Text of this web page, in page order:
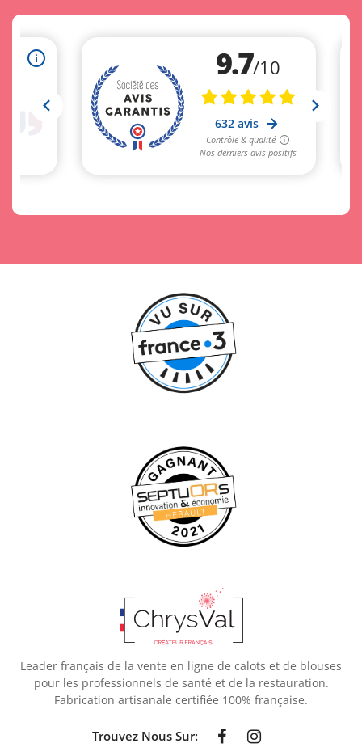
Leader français de la vente en ligne de calots et de blouses
pour les professionnels de santé et de la restauration.
Fabrication artisanale certifiée 100% française.
Trouvez Nous Sur: